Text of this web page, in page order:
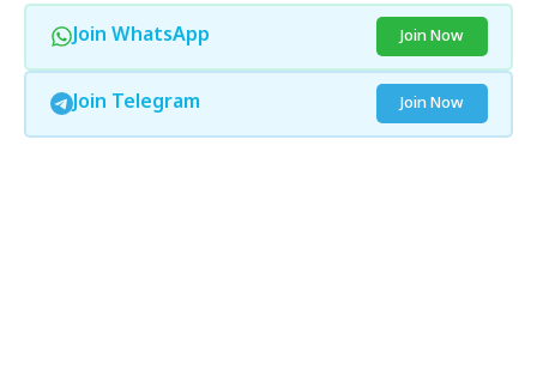
Join WhatsApp Join Now
Join Telegram Join Now